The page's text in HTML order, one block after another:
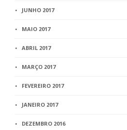
JUNHO 2017
MAIO 2017
ABRIL 2017
MARÇO 2017
FEVEREIRO 2017
JANEIRO 2017
DEZEMBRO 2016